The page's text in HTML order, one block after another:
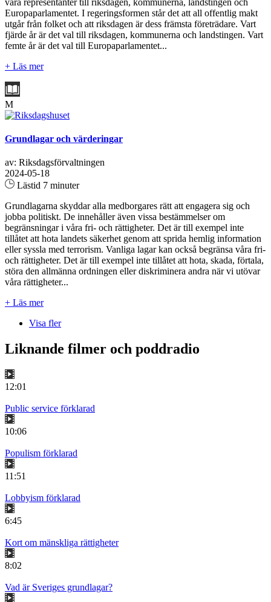
Europaparlamentet. I regeringsformen står det att all offentlig makt
utgår från folket och att riksdagen är dess främsta företrädare. Vart
fjärde år är det val till riksdagen, kommunerna och landstingen. Vart
femte år är det val till Europaparlamentet...
+ Läs mer
M
Grundlagar och värderingar
av: Riksdagsförvaltningen
2024-05-18
Lästid 7 minuter
Grundlagarna skyddar alla medborgares rätt att engagera sig och
jobba politiskt. De innehåller även vissa bestämmelser om
begränsningar i våra fri- och rättigheter. Det är till exempel inte
tillåtet att hota landets säkerhet genom att sprida hemlig information
eller syssla med terrorism. Vanliga lagar kan också begränsa våra fri-
och rättigheter. Det är till exempel inte tillåtet att hota, skada, förtala,
störa den allmänna ordningen eller diskriminera andra när vi utövar
våra rättigheter...
+ Läs mer
Visa fler
Liknande filmer och poddradio
12:01
Public service förklarad
10:06
Populism förklarad
11:51
Lobbyism förklarad
6:45
Kort om mänskliga rättigheter
8:02
Vad är Sveriges grundlagar?